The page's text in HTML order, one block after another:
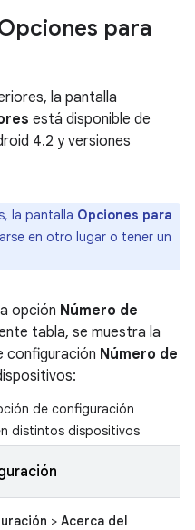
para
la pantalla
está disponible de
4.2 y versiones
la pantalla Opciones para
en otro lugar o tener un
opción Número de
tabla, se muestra la
configuración Número de
de configuración
distintos dispositivos
> Acerca del